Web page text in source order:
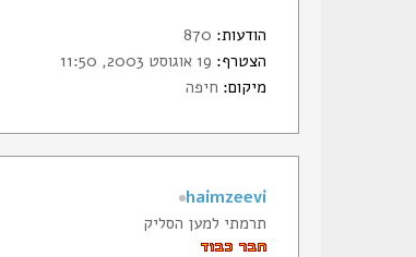
הודעות:
הצטרף:
מיקום: חיפה
haimzeevi
תרמתי למען הסליק